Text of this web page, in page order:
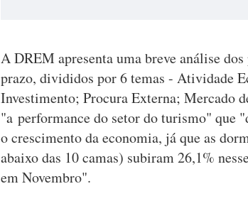
A DREM apresenta uma breve análise
prazo, divididos por 6 temas - Atividade
Investimento; Procura Externa; Mercado
"a performance do setor do turismo" que
o crescimento da economia, já que as
abaixo das 10 camas) subiram 26,1%
em Novembro".